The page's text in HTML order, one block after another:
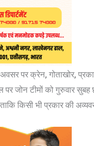
पर क्रेन, गोताखोर,
पर जोन टीमों को गुरुवार
किसी भी प्रकार की